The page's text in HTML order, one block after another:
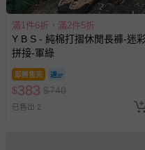
滿1件6折，滿2件5折
Y B S - 純棉打摺休閒長褲-迷
拼接-軍綠
即將售完
$383 $740
已售出 2